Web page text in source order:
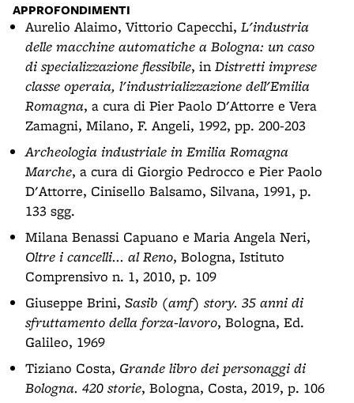
APPROFONDIMENTI
Aurelio Alaimo, Vittorio Capecchi, L'industria
delle macchine automatiche a Bologna: un caso
di specializzazione flessibile, in Distretti imprese
classe operaia, l'industrializzazione dell'Emilia
Romagna, a cura di Pier Paolo D'Attorre e Vera
Zamagni, Milano, F. Angeli, 1992, pp. 200-203
Archeologia industriale in Emilia Romagna
Marche, a cura di Giorgio Pedrocco e Pier Paolo
D'Attorre, Cinisello Balsamo, Silvana, 1991, p.
133 sgg.
Milana Benassi Capuano e Maria Angela Neri,
Oltre i cancelli... al Reno, Bologna, Istituto
Comprensivo n. 1, 2010, p. 109
Giuseppe Brini, Sasib (amf) story. 35 anni di
sfruttamento della forza-lavoro, Bologna, Ed.
Galileo, 1969
Tiziano Costa, Grande libro dei personaggi di
Bologna. 420 storie, Bologna, Costa, 2019, p. 106